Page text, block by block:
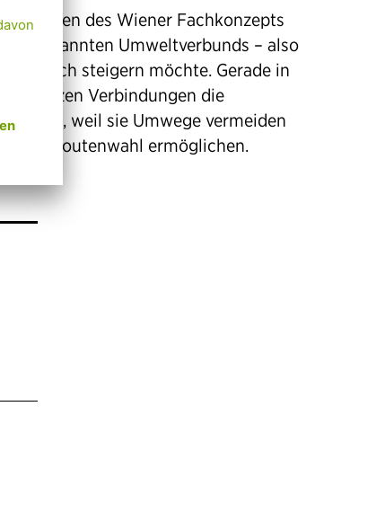
Zeichen des Wiener Fachkonzepts
sogenannten Umweltverbunds – also
– deutlich steigern möchte. Gerade in
kurzen Verbindungen die
enorm, weil sie Umwege vermeiden
Routenwahl ermöglichen.